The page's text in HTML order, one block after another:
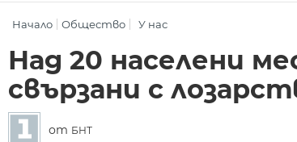
Начало Общество У нас
Над 20 населени
свързани с
от БНТ